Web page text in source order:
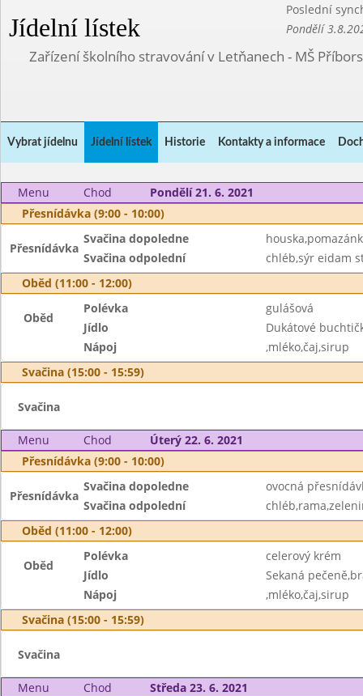
Jídelní lístek
Poslední
Pondělí
Zařízení školního stravování v Letňanech - MŠ
Vybrat jídelnu Jídelní lístek Historie Kontakty a informace
Menu Chod
Pondělí 21. 6. 2021
Přesnídávka (9:00 - 10:00)
Přesnídávka
Svačina dopoledne
Svačina odpolední
chléb,sýr eidam
Oběd (11:00 - 12:00)
Oběd
Polévka
gulášová
Jídlo
Dukátové
Nápoj
,mléko,čaj,sirup
Svačina (15:00 - 15:59)
Svačina
Menu Chod
Úterý 22. 6. 2021
Přesnídávka (9:00 - 10:00)
Přesnídávka
Svačina dopoledne
ovocná
Svačina odpolední
Oběd (11:00 - 12:00)
Oběd
Polévka
celerový krém
Jídlo
Sekaná
Nápoj
,mléko,čaj,sirup
Svačina (15:00 - 15:59)
Svačina
Menu Chod
Středa 23. 6. 2021